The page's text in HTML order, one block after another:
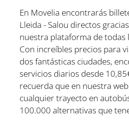
En Movelia encontrarás
Lleida - Salou directos
nuestra plataforma de todas
Con increíbles precios para
dos fantásticas ciudades,
servicios diarios desde
recuerda que en nuestra
cualquier trayecto en
100.000 alternativas que